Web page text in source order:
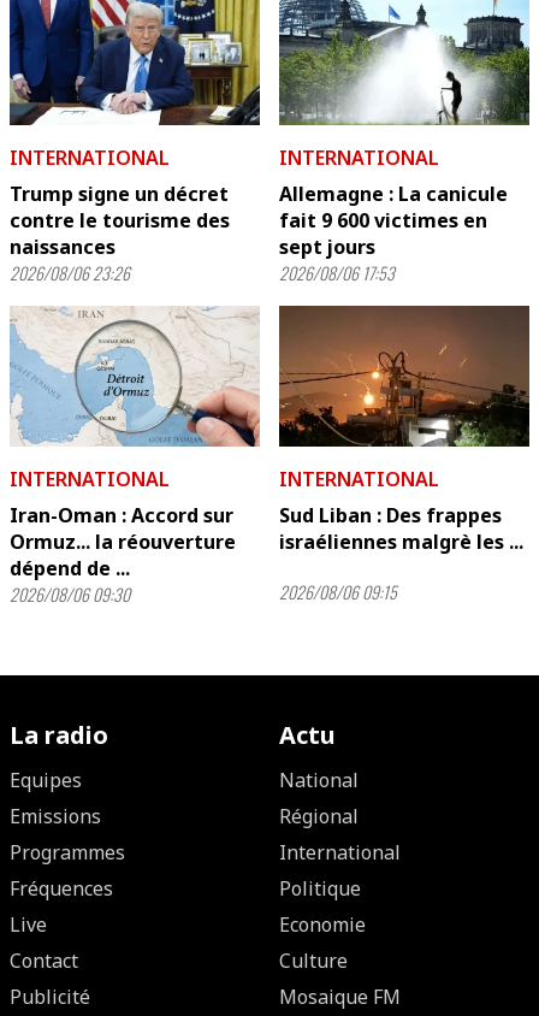
INTERNATIONAL
Trump signe un décret
contre le tourisme des
naissances
2026/08/06 23:26
INTERNATIONAL
Allemagne : La canicule
fait 9 600 victimes en
sept jours
2026/08/06 17:53
INTERNATIONAL
Iran-Oman : Accord sur
Ormuz... la réouverture
dépend de ...
2026/08/06 09:30
INTERNATIONAL
Sud Liban : Des frappes
israéliennes malgrè les ...
2026/08/06 09:15
La radio
Equipes
Emissions
Programmes
Fréquences
Live
Contact
Publicité
Actu
National
Régional
International
Politique
Economie
Culture
Mosaique FM